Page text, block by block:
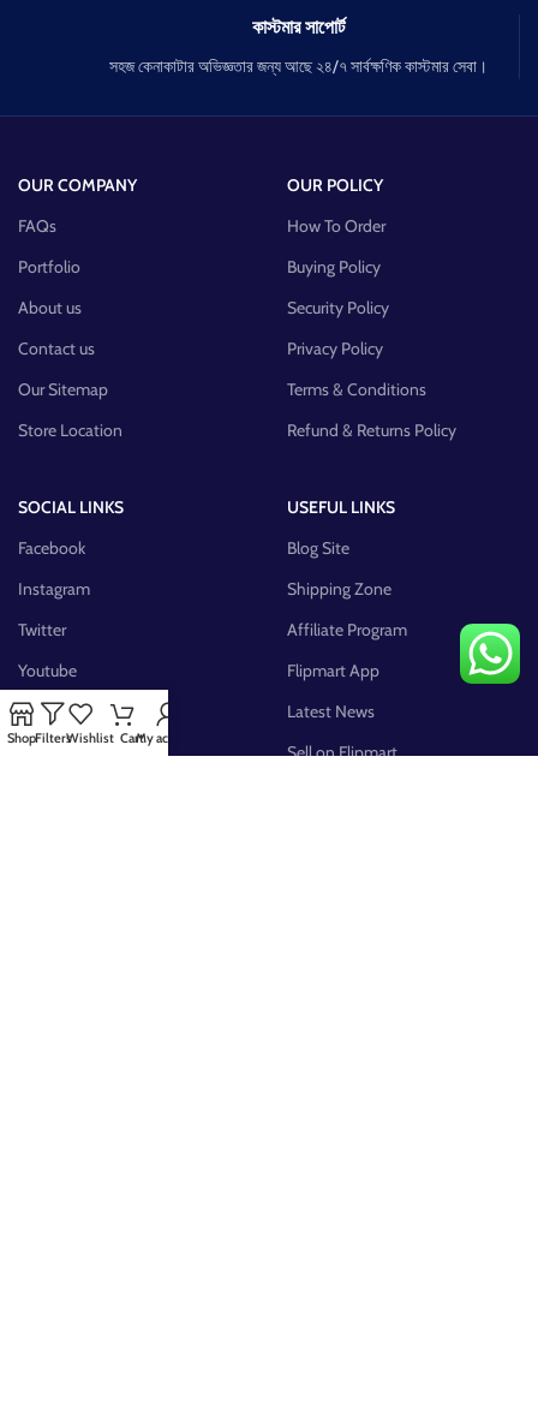
কাস্টমার সাপোর্ট
সহজ কেনাকাটার অভিজ্ঞতার জন্য আছে ২৪/৭ সার্বক্ষণিক কাস্টমার সেবা।
OUR COMPANY
FAQs
Portfolio
About us
Contact us
Our Sitemap
Store Location
OUR POLICY
How To Order
Buying Policy
Security Policy
Privacy Policy
Terms & Conditions
Refund & Returns Policy
SOCIAL LINKS
Facebook
Instagram
Twitter
Youtube
Pinterest
FB Group
USEFUL LINKS
Blog Site
Shipping Zone
Affiliate Program
Flipmart App
Latest News
Sell on Flipmart
ShopFiltersWishlist CartMy account